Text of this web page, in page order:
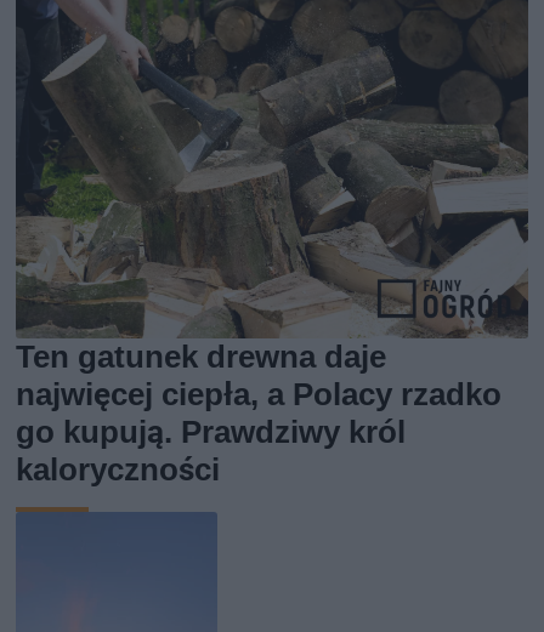
Ten gatunek drewna daje
najwięcej ciepła, a Polacy rzadko
go kupują. Prawdziwy król
kaloryczności